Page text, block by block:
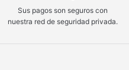
Sus pagos son seguros con
nuestra red de seguridad privada.